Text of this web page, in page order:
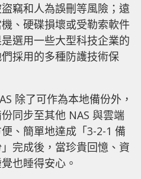
竊和人為誤刪等風險；遠
、硬碟損壞或受勒索軟件
選用一些大型科技企業的
採用的多種防護技術保
除了可作為本地備份外，
同步至其他 NAS 與雲端
、簡單地達成「3-2-1 備
完成後，當珍貴回憶、資
也睡得安心。